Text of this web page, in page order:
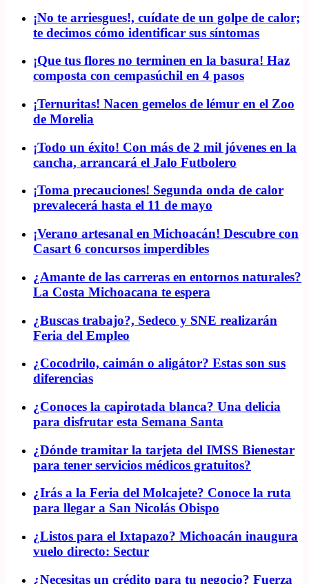
¡No te arriesgues!, cuídate de un golpe de calor;
te decimos cómo identificar sus síntomas
¡Que tus flores no terminen en la basura! Haz
composta con cempasúchil en 4 pasos
¡Ternuritas! Nacen gemelos de lémur en el Zoo
de Morelia
¡Todo un éxito! Con más de 2 mil jóvenes en la
cancha, arrancará el Jalo Futbolero
¡Toma precauciones! Segunda onda de calor
prevalecerá hasta el 11 de mayo
¡Verano artesanal en Michoacán! Descubre con
Casart 6 concursos imperdibles
¿Amante de las carreras en entornos naturales?
La Costa Michoacana te espera
¿Buscas trabajo?, Sedeco y SNE realizarán
Feria del Empleo
¿Cocodrilo, caimán o aligátor? Estas son sus
diferencias
¿Conoces la capirotada blanca? Una delicia
para disfrutar esta Semana Santa
¿Dónde tramitar la tarjeta del IMSS Bienestar
para tener servicios médicos gratuitos?
¿Irás a la Feria del Molcajete? Conoce la ruta
para llegar a San Nicolás Obispo
¿Listos para el Ixtapazo? Michoacán inaugura
vuelo directo: Sectur
¿Necesitas un crédito para tu negocio? Fuerza